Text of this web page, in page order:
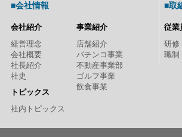
■会社情報
会社紹介
経営理念
会社概要
社長紹介
社史
トピックス
社内トピックス
事業紹介
店舗紹介
パチンコ事業
不動産事業部
ゴルフ事業
飲食事業
■取
従業
研修
職制